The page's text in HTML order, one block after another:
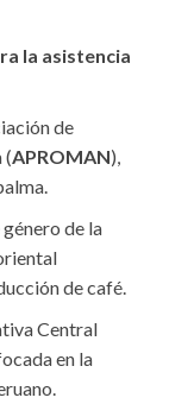
la asistencia
de
(APROMAN),
género de la
de café.
Central
en la